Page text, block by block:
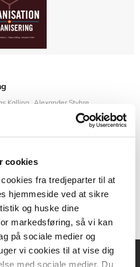
cookies
fra tredjeparter til at
hjemmeside ved at sikre
og huske dine
markedsføring, så vi kan
på sociale medier og
vi cookies til at vise dig
med sociale medier. Du
Kalling Alexander Styhre